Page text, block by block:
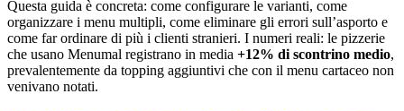
Questa guida è concreta: come configurare le varianti, come
organizzare i menu multipli, come eliminare gli errori sull’asporto e
come far ordinare di più i clienti stranieri. I numeri reali: le pizzerie
che usano Menumal registrano in media +12% di scontrino medio,
prevalentemente da topping aggiuntivi che con il menu cartaceo non
venivano notati.